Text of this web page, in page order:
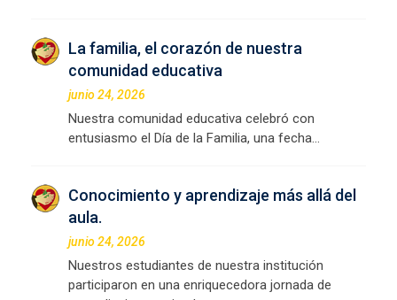
La familia, el corazón de nuestra
comunidad educativa
junio 24, 2026
Nuestra comunidad educativa celebró con
entusiasmo el Día de la Familia, una fecha…
Conocimiento y aprendizaje más allá del
aula.
junio 24, 2026
Nuestros estudiantes de nuestra institución
participaron en una enriquecedora jornada de